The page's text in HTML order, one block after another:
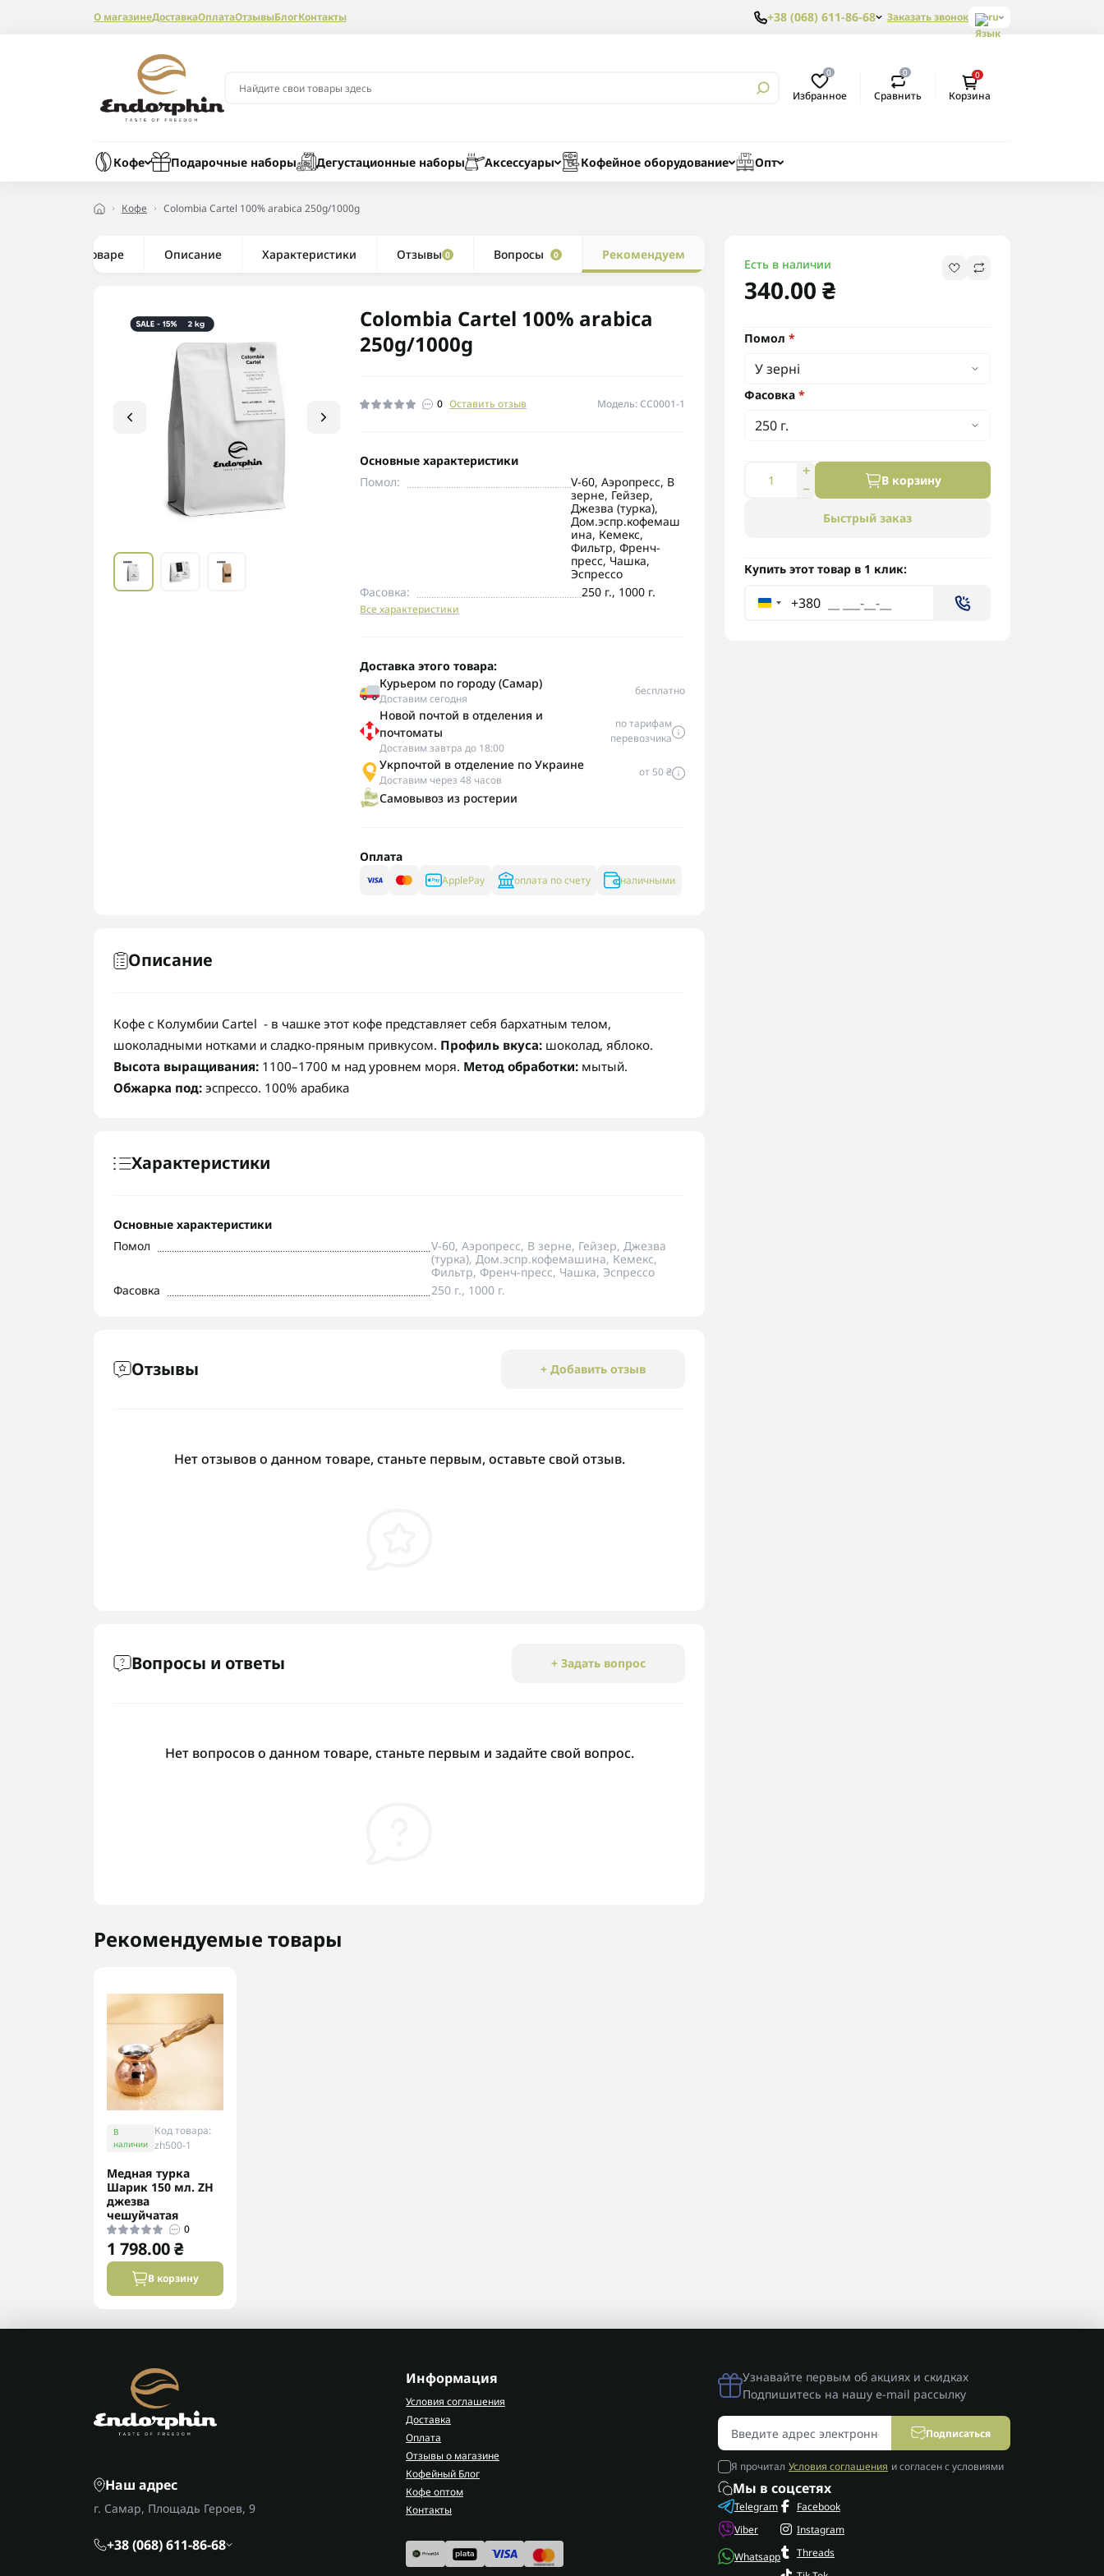
О магазинеДоставкаОплатаОтзывыБлогКонтакты +38 (068) 611-86-68 Заказать звонок ru
0
Избранное
0
Сравнить
0
Корзина
Кофе Подарочные наборы Дегустационные наборы Аксессуары Кофейное оборудование Опт
Кофе Colombia Cartel 100% arabica 250g/1000g
Все о товаре Описание Характеристики Отзывы 0 Вопросы 0 Рекомендуем
Colombia Cartel 100% arabica
250g/1000g
0 Оставить отзыв Модель: CC0001-1
Есть в наличии
340.00 ₴
Помол *
Фасовка *
В корзину
Быстрый заказ
Купить этот товар в 1 клик:
+380
Основные характеристики
Помол:
V-60, Аэропресс, В
зерне, Гейзер,
Джезва (турка),
Дом.эспр.кофемаш
ина, Кемекс,
Фильтр, Френч-
пресс, Чашка,
Эспрессо
Фасовка:
250 г., 1000 г.
Все характеристики
Доставка этого товара:
Курьером по городу (Самар)
Доставим сегодня
бесплатно
Новой почтой в отделения и
почтоматы
Доставим завтра до 18:00
по тарифам
перевозчика
Укрпочтой в отделение по Украине
Доставим через 48 часов
от 50 ₴
Самовывоз из ростерии
Оплата
ApplePay оплата по счету наличными
Описание
Кофе с Колумбии Cartel - в чашке этот кофе представляет себя бархатным телом,
шоколадными нотками и сладко-пряным привкусом. Профиль вкуса: шоколад, яблоко.
Высота выращивания: 1100–1700 м над уровнем моря. Метод обработки: мытый.
Обжарка под: эспрессо. 100% арабика
Характеристики
Основные характеристики
Помол
V-60, Аэропресс, В зерне, Гейзер, Джезва
(турка), Дом.эспр.кофемашина, Кемекс,
Фильтр, Френч-пресс, Чашка, Эспрессо
Фасовка
250 г., 1000 г.
Отзывы + Добавить отзыв
Нет отзывов о данном товаре, станьте первым, оставьте свой отзыв.
Вопросы и ответы + Задать вопрос
Нет вопросов о данном товаре, станьте первым и задайте свой вопрос.
Рекомендуемые товары
В
наличии
Код товара:
zh500-1
Медная турка
Шарик 150 мл. ZH
джезва
чешуйчатая
0
1 798.00 ₴
В корзину
Наш адрес
г. Самар, Площадь Героев, 9
+38 (068) 611-86-68
Информация
Условия соглашения
Доставка
Оплата
Отзывы о магазине
Кофейный Блог
Кофе оптом
Контакты
Мы в соцсетях
Telegram
Viber
Whatsapp
Facebook
Instagram
Threads
Узнавайте первым об акциях и скидках
Подпишитесь на нашу e-mail рассылку
Подписаться
Я прочитал Условия соглашения и согласен с условиями